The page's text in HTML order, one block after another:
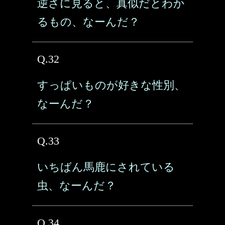
逆さに見ると、真似だとわか
るもの、なーんだ？
Q.32
すっぱいものが好きな性別、
なーんだ？
Q.33
いちばん馬鹿にされている
虫、なーんだ？